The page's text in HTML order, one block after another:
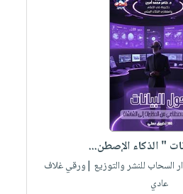
" الذكاء الإصطن...
السحاب للنشر والتوزيع |ورقي غلاف
عادي